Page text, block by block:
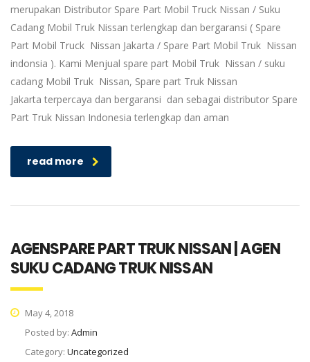
merupakan Distributor Spare Part Mobil Truck Nissan / Suku
Cadang Mobil Truk Nissan terlengkap dan bergaransi ( Spare
Part Mobil Truck Nissan Jakarta / Spare Part Mobil Truk Nissan
indonsia ). Kami Menjual spare part Mobil Truk Nissan / suku
cadang Mobil Truk Nissan, Spare part Truk Nissan
Jakarta terpercaya dan bergaransi dan sebagai distributor Spare
Part Truk Nissan Indonesia terlengkap dan aman
read more
AGENSPARE PART TRUK NISSAN | AGEN
SUKU CADANG TRUK NISSAN
May 4, 2018
Posted by: Admin
Category: Uncategorized